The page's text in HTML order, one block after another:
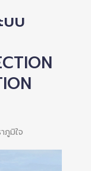
บบ
ภูมิใจ